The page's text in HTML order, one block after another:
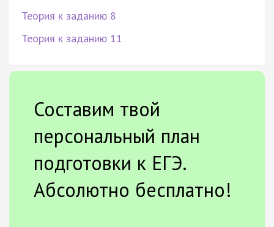
Теория к заданию 8
Теория к заданию 11
Составим твой
персональный план
подготовки к ЕГЭ.
Абсолютно бесплатно!